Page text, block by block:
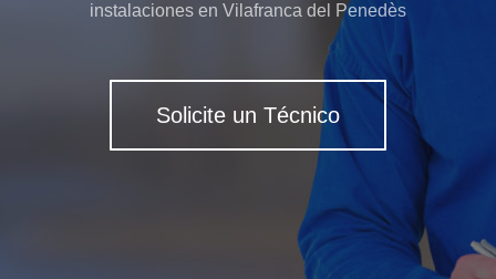
instalaciones en Vilafranca del Penedès
Solicite un Técnico